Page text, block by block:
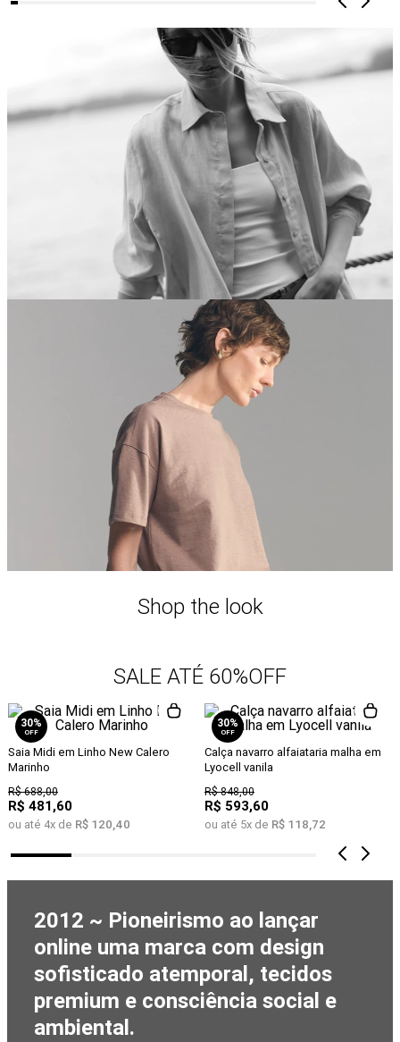
Shop the look
SALE ATÉ 60%OFF
30%
OFF
Saia Midi em Linho New Calero
Marinho
R$ 688,00
R$ 481,60
ou até 4x de R$ 120,40
30%
OFF
Calça navarro alfaiataria malha em
Lyocell vanila
R$ 848,00
R$ 593,60
ou até 5x de R$ 118,72
2012 ~ Pioneirismo ao lançar
online uma marca com design
sofisticado atemporal, tecidos
premium e consciência social e
ambiental.